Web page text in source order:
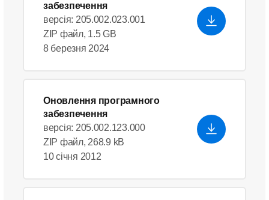
забезпечення
версія: 205.002.023.001
ZIP файл, 1.5 GB
8 березня 2024
Оновлення програмного
забезпечення
версія: 205.002.123.000
ZIP файл, 268.9 kB
10 січня 2012